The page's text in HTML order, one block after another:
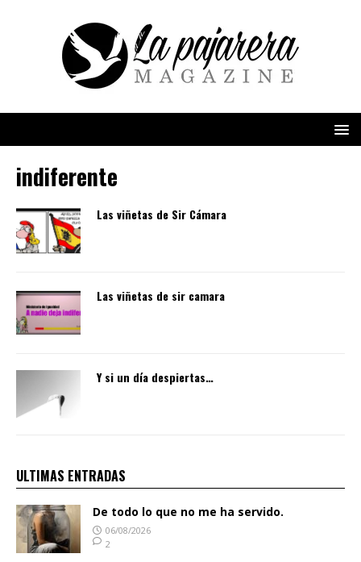
indiferente
Las viñetas de Sir Cámara
Las viñetas de sir camara
Y si un día despiertas…
ULTIMAS ENTRADAS
De todo lo que no me ha servido.
06/08/2026
2